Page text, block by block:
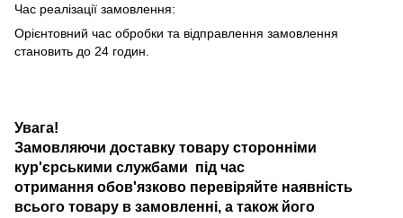
Час реалізації замовлення:
Орієнтовний час обробки та відправлення замовлення
становить до 24 годин.
Увага!
Замовляючи доставку товару сторонніми
кур'єрськими службами під час
отримання обов'язково перевіряйте наявність
всього товару в замовленні, а також його